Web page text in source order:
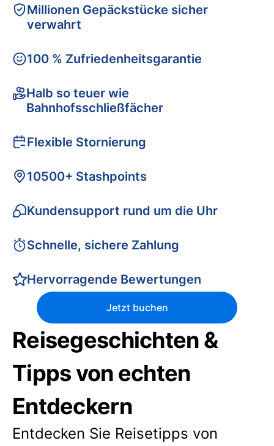
Millionen Gepäckstücke sicher
verwahrt
100 % Zufriedenheitsgarantie
Halb so teuer wie
Bahnhofsschließfächer
Flexible Stornierung
10500+ Stashpoints
Kundensupport rund um die Uhr
Schnelle, sichere Zahlung
Hervorragende Bewertungen
Jetzt buchen
Reisegeschichten &
Tipps von echten
Entdeckern
Entdecken Sie Reisetipps von